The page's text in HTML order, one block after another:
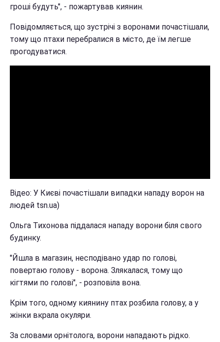
гроші будуть", - пожартував киянин.
Повідомляється, що зустрічі з воронами почастішали,
тому що птахи перебралися в місто, де їм легше
прогодуватися.
Відео: У Києві почастішали випадки нападу ворон на
людей tsn.ua)
Ольга Тихонова піддалася нападу ворони біля свого
будинку.
"Йшла в магазин, несподівано удар по голові,
повертаю голову - ворона. Злякалася, тому що
кігтями по голові", - розповіла вона.
Крім того, одному киянину птах розбила голову, а у
жінки вкрала окуляри.
За словами орнітолога, ворони нападають рідко.